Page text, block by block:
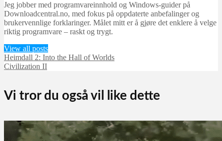
Jeg jobber med programvareinnhold og Windows-guider på
Downloadcentral.no, med fokus på oppdaterte anbefalinger og
brukervennlige forklaringer. Målet mitt er å gjøre det enklere å velge
riktig programvare – raskt og trygt.
View all posts
Heimdall 2: Into the Hall of Worlds
Civilization II
Vi tror du også vil like dette